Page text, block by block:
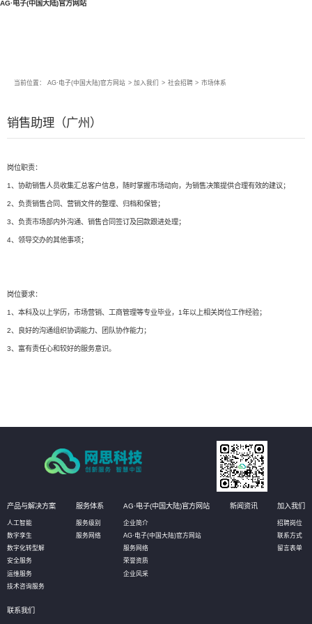
AG·电子(中国大陆)官方网站
当前位置： AG·电子(中国大陆)官方网站 > 加入我们 > 社会招聘 > 市场体系
销售助理（广州）
岗位职责：
1、协助销售人员收集汇总客户信息，随时掌握市场动向，为销售决策提供合理有效的建议；
2、负责销售合同、营销文件的整理、归档和保管；
3、负责市场部内外沟通、销售合同签订及回款跟进处理；
4、领导交办的其他事项；
岗位要求：
1、本科及以上学历，市场营销、工商管理等专业毕业，1年以上相关岗位工作经验；
2、良好的沟通组织协调能力、团队协作能力；
3、富有责任心和较好的服务意识。
产品与解决方案
人工智能
数字孪生
数字化转型解
安全服务
运维服务
技术咨询服务
服务体系
服务级别
服务网络
AG·电子(中国大陆)官方网站
企业简介
AG·电子(中国大陆)官方网站
服务网络
荣誉资质
企业风采
新闻资讯 加入我们
招聘岗位
联系方式
留言表单
联系我们